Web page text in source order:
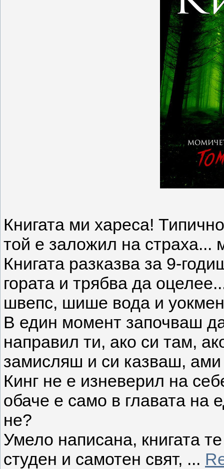
Книгата ми хареса!
той е заложил на страха...
Книгата разказва за 9-
гората и трябва да
швепс, шише вода и
В един момент започваш
направил ти, ако си там,
замисляш и си казваш, ами
Кинг не е изневерил на
обаче е само в главата на
не?
Умело написана, книгата
студен и самотен свят, ...